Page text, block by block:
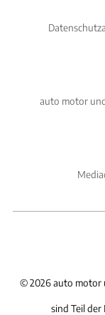
auto motor
©2026 auto motor
sind Teil der